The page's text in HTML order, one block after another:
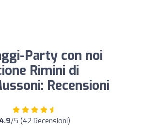
Party con noi
Rimini di
Recensioni
/5 (42 Recensioni)